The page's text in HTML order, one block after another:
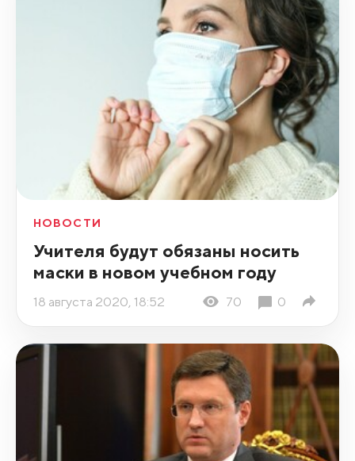
НОВОСТИ
Учителя будут обязаны носить
маски в новом учебном году
18 августа 2020, 18:52 70 0